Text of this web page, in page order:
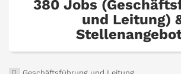
380 Jobs
und Leitung)